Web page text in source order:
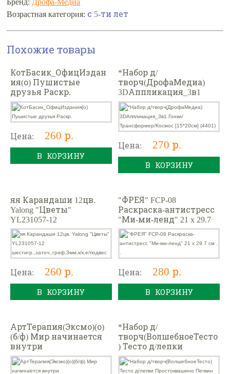
Возрастная категория: с 5-ти лет
Похожие товары
КотБасик_ОфицИздан
ия(о) Пушистые
друзья Раскр.
Цена: 260 р.
В КОРЗИНУ
*Набор д/
творч(ДрофаМедиа)
3DАппликация_3в1
Гонки/Трансформер/
Космос [15*20см] (4401)
Цена: 270 р.
В КОРЗИНУ
яя Карандаши 12цв.
Yalong "Цветы"
YL231057-12
шестигр.,заточ.,гриф.3
мм,к/к,е/подвес
Цена: 260 р.
В КОРЗИНУ
"ФРЕЯ" FCP-08
Раскраска-антистресс
"Ми-ми-ленд" 21 x 29.7
см . .
Цена: 280 р.
В КОРЗИНУ
АртТерапия(Эксмо)(о)
(б/ф) Мир начинается
внутри
*Набор д/
творч(ВолшебноеТесто
) Тесто д/лепки
Простоквашино
Печкин [425гр,8цв.]